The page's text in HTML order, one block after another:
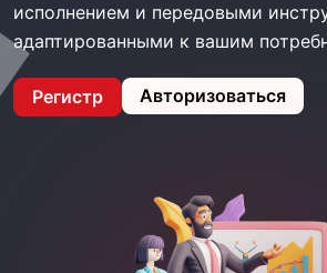
исполнением и передовыми
адаптированными к вашим
Регистр Авторизоваться